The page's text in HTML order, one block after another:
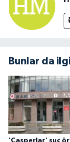
Bunlar da
'Casperlar' suç